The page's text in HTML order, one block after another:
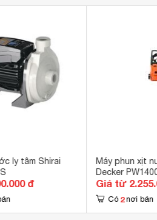
ly tâm Shỉrai
đ
Máy phun xịt
Decker
Giá từ
Có 2 nơi bán